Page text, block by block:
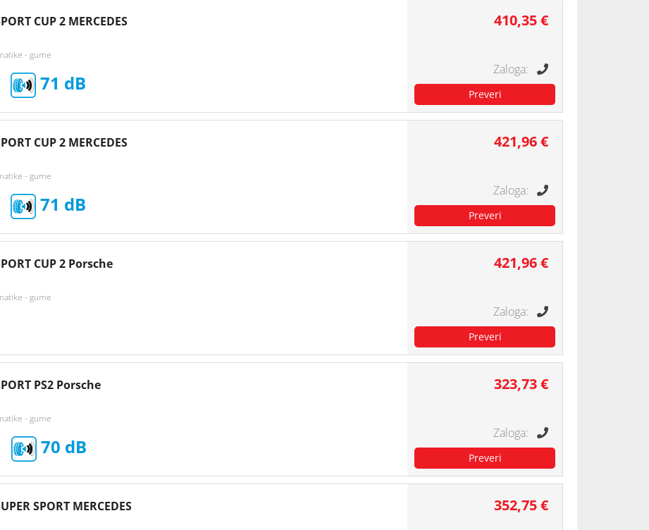
CUP 2 MERCEDES
- gume
71
410,35 €
CUP 2 MERCEDES
- gume
71
421,96 €
CUP 2 Porsche
- gume
421,96 €
PS2 Porsche
- gume
70
323,73 €
SPORT MERCEDES
352,75 €